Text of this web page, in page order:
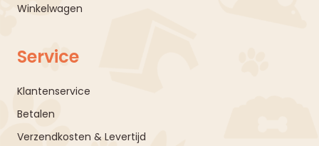
Winkelwagen
Service
Klantenservice
Betalen
Verzendkosten & Levertijd